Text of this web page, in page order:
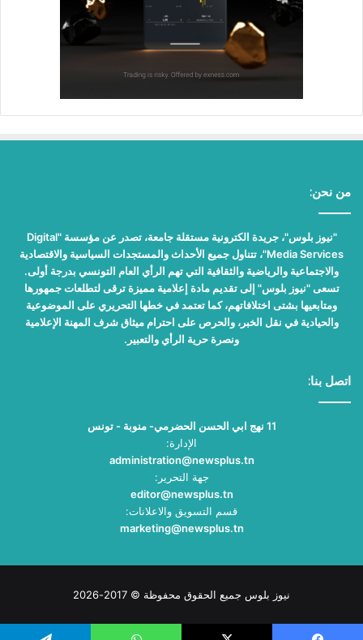
من نحن:
"نيوز بلوس"، جريدة الكترونية مستقلة جامعة، تصدر عن مؤسسة "Digital
Media Services"، تتناول جميع الأحداث والمستجدات السياسية والاقتصادية
والاجتماعية والرياضية والثقافية التي تهم الرأي العام التونسي بدرجة أولى.
تسعى "نيوز بلوس" إلى تقديم مادة إعلامية مميزة ترقى لتطلعات جمهورها
ومتابعيها بشتى اختلافاتهم، كما تعتمد في خطها التحريري على الموضوعية
والحيادية في نقل الخبر، والحرص على احترام ميثاق شرف المهنة الإعلامية
ونصرة حرية الرأي والتعبير.
اتصل بنا:
11 نهج ابي الحسن الحضرمي- منوبة - تونس
الإدارة:
administration@newsplus.tn
جهة التحرير:
editor@newsplus.tn
قسم التسويق والاعلانات:
marketing@newsplus.tn
نيوز بلوس جميع الحقوق محفوظة © 2017-2026